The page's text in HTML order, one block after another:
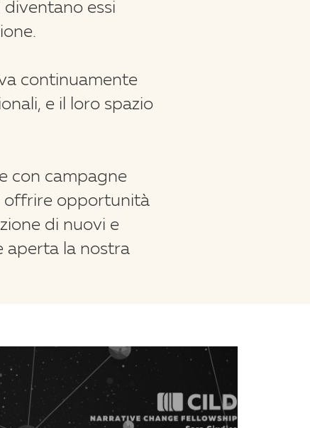
essi
continuamente
e il loro spazio
con campagne
offrire opportunità
di nuovi e
aperta la nostra